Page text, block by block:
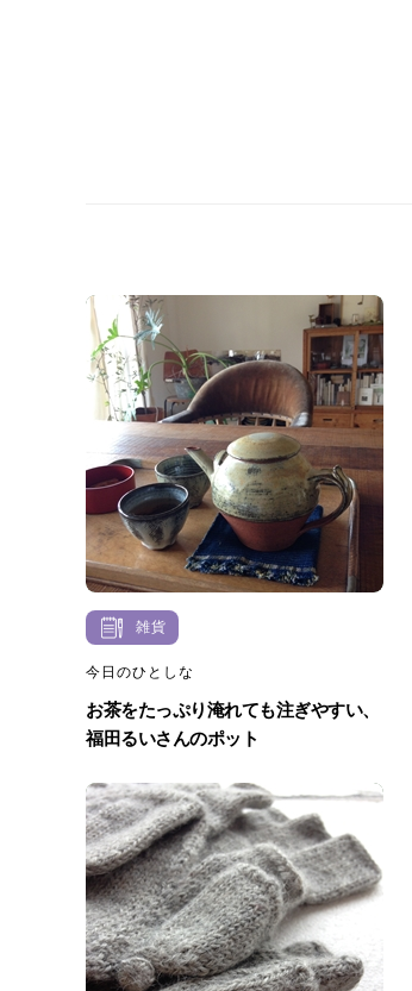
雑貨
今日のひとしな
お茶をたっぷり淹れても注ぎやすい、
福田るいさんのポット